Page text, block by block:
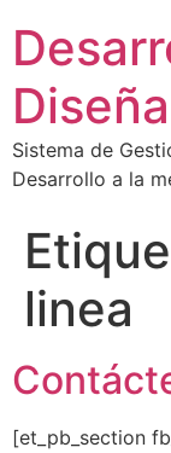
Sistema de
Desarrollo a la
linea
[et_pb_section